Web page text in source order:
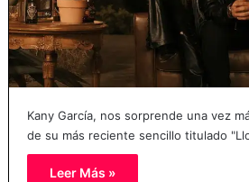
Kany García, nos sorprende una vez
de su más reciente sencillo titulado
Leer Más »